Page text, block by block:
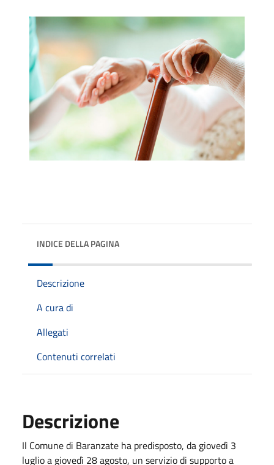
INDICE DELLA PAGINA
Descrizione
A cura di
Allegati
Contenuti correlati
Descrizione
Il Comune di Baranzate ha predisposto, da giovedì 3
luglio a giovedì 28 agosto, un servizio di supporto a